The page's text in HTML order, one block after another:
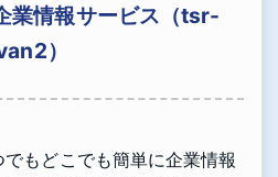
業情報サービス（tsr-
）
もどこでも簡単に企業情報